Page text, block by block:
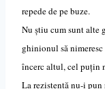
repede de pe buze.
Nu știu cum sunt alte
ghinionul să
încerc altul, cel puțin
La rezistentă nu-i pun